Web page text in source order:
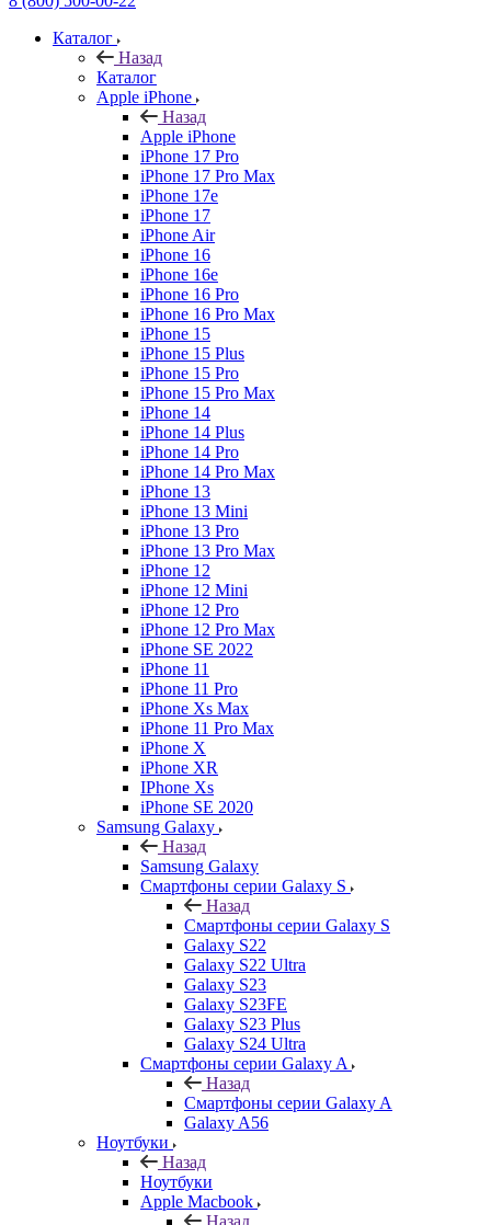
Каталог
Назад
Каталог
Apple iPhone
Назад
Apple iPhone
iPhone 17 Pro
iPhone 17 Pro Max
iPhone 17e
iPhone 17
iPhone Air
iPhone 16
iPhone 16e
iPhone 16 Pro
iPhone 16 Pro Max
iPhone 15
iPhone 15 Plus
iPhone 15 Pro
iPhone 15 Pro Max
iPhone 14
iPhone 14 Plus
iPhone 14 Pro
iPhone 14 Pro Max
iPhone 13
iPhone 13 Mini
iPhone 13 Pro
iPhone 13 Pro Max
iPhone 12
iPhone 12 Mini
iPhone 12 Pro
iPhone 12 Pro Max
iPhone SE 2022
iPhone 11
iPhone 11 Pro
iPhone Xs Max
iPhone 11 Pro Max
iPhone X
iPhone XR
IPhone Xs
iPhone SE 2020
Samsung Galaxy
Назад
Samsung Galaxy
Смартфоны серии Galaxy S
Назад
Смартфоны серии Galaxy S
Galaxy S22
Galaxy S22 Ultra
Galaxy S23
Galaxy S23FE
Galaxy S23 Plus
Galaxy S24 Ultra
Смартфоны серии Galaxy A
Назад
Смартфоны серии Galaxy A
Galaxy A56
Ноутбуки
Назад
Ноутбуки
Apple Macbook
Назад